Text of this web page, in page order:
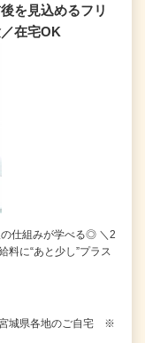
を見込めるフリ
在宅OK
仕組みが学べる◎ ＼2
料に“あと少し”プラス
宮城県各地のご自宅 ※